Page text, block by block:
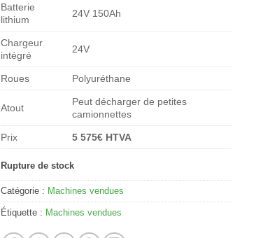
Batterie
lithium
24V 150Ah
Chargeur
intégré
24V
Roues Polyuréthane
Atout
Peut décharger de petites
camionnettes
Prix 5 575€ HTVA
Rupture de stock
Catégorie : Machines vendues
Étiquette : Machines vendues